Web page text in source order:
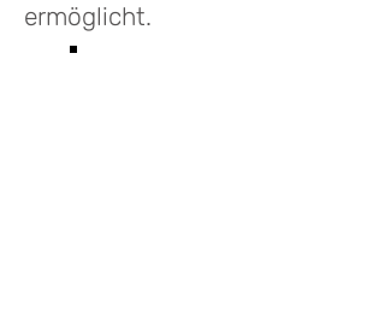
ermöglicht.